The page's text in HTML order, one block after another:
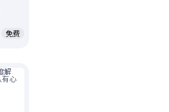
免费